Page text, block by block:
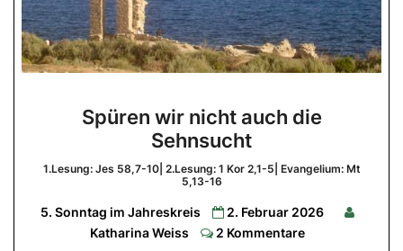
wir
nicht
auch
Sehnsucht
Spüren wir nicht auch die
Sehnsucht
1.Lesung: Jes 58,7-10| 2.Lesung: 1 Kor 2,1-5| Evangelium: Mt
5,13-16
5. Sonntag im Jahreskreis
2. Februar 2026
Katharina Weiss
Comments
2 Kommentare